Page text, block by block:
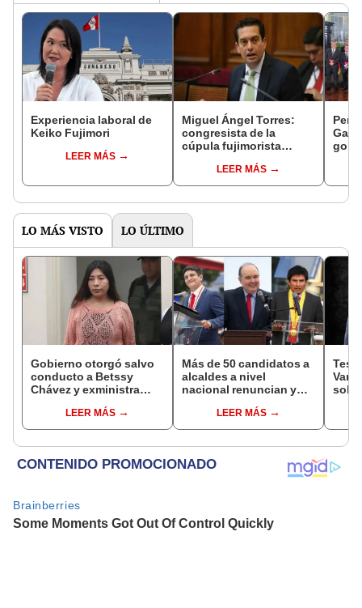
Experiencia laboral de
Keiko Fujimori
LEER MÁS
Miguel Ángel Torres:
congresista de la
cúpula fujimorista
del SenadoLEER MÁS
LO MÁS VISTO LO ÚLTIMO
Gobierno otorgó salvo
conducto a Betssy
Chávez y exministra
madrugadaLEER MÁS
Más de 50 candidatos a
alcaldes a nivel
nacional renuncian y
encubiertaLEER MÁS